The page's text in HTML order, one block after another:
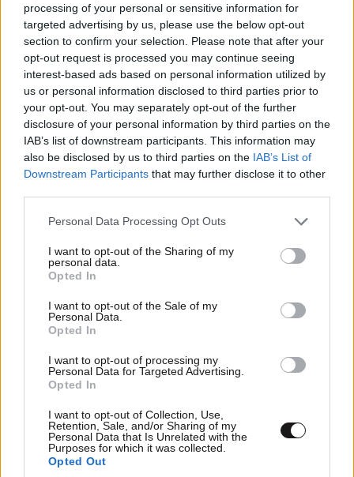
processing of your personal or sensitive information for
targeted advertising by us, please use the below opt-out
section to confirm your selection. Please note that after your
opt-out request is processed you may continue seeing
interest-based ads based on personal information utilized by
us or personal information disclosed to third parties prior to
your opt-out. You may separately opt-out of the further
disclosure of your personal information by third parties on the
IAB’s list of downstream participants. This information may
also be disclosed by us to third parties on the IAB’s List of
Downstream Participants that may further disclose it to other
Please note that this website/app uses one or more Google
not limited to your visit or usage behaviour. You may click to
grant or deny consent to Google and its third-party tags to
use your data for below specified purposes in below Google
consent section.
Personal Data Processing Opt Outs
I want to opt-out of the Sharing of my
personal data.
Opted In
I want to opt-out of the Sale of my
Personal Data.
Opted In
I want to opt-out of processing my
Personal Data for Targeted Advertising.
Opted In
I want to opt-out of Collection, Use,
Retention, Sale, and/or Sharing of my
Personal Data that Is Unrelated with the
Purposes for which it was collected.
Opted Out
Ακολουθήστε τοNEWSBEASTστοGoogle News
και μάθετε πρώτοι όλες τις ειδήσεις
ΣΧΌΛΙΑ ΑΝΑΓΝΩΣΤΏΝ